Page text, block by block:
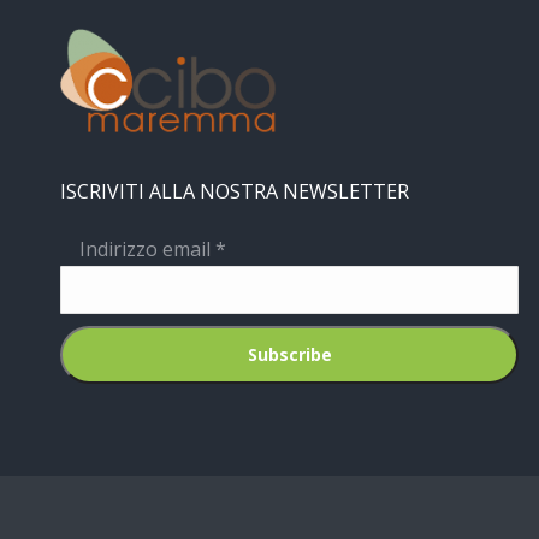
ISCRIVITI ALLA NOSTRA NEWSLETTER
Indirizzo email *